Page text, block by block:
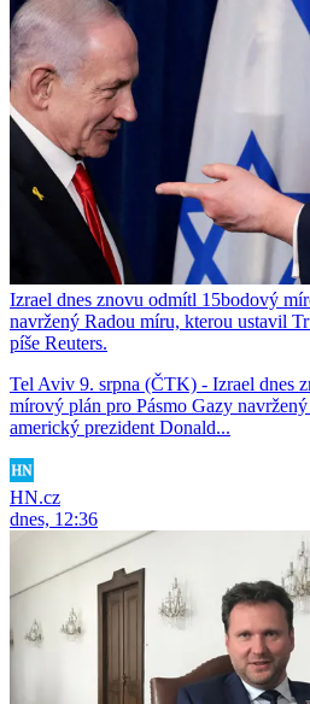
Izrael dnes znovu odmítl 15bodový
navržený Radou míru, kterou ustavil
píše Reuters.
Tel Aviv 9. srpna (ČTK) - Izrael dnes
mírový plán pro Pásmo Gazy
americký prezident Donald...
HN.cz
dnes, 12:36